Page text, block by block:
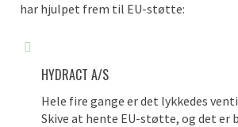
har hjulpet frem til EU-støtte:
HYDRACT A/S
Hele fire gange er det lykkedes
Skive at hente EU-støtte, og det er